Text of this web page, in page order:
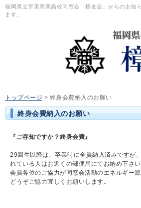
福岡県立宇美商業高校同窓会「樟友会」からのお知
ます。
トップページ > 終身会費納入のお願い
終身会費納入のお願い
『ご存知ですか？終身会費』
29回生以降は、卒業時に全員納入済みですが
れている人はお近くの郵便局にてお納め下さい
会員各位のご協力が同窓会活動のエネルギー源
どうぞご協力宜しくお願いします。